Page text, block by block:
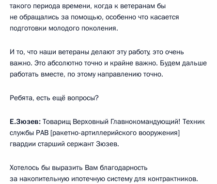
такого периода времени, когда к ветеранам бы
не обращались за помощью, особенно что касается
подготовки молодого поколения.
И то, что наши ветераны делают эту работу, это очень
важно. Это абсолютно точно и крайне важно. Будем дальше
работать вместе, по этому направлению точно.
Ребята, есть ещё вопросы?
Е.Зюзев: Товарищ Верховный Главнокомандующий! Техник
службы РАВ [ракетно-артиллерийского вооружения]
гвардии старший сержант Зюзев.
Хотелось бы выразить Вам благодарность
за накопительную ипотечную систему для контрактников.